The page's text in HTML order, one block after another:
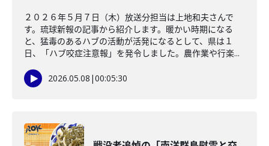
２０２６年５月７日（木）放送分担当は上地和夫さんで
す。琉球新報の記事から紹介します。暖かい時期になる
と、猛毒のあるハブの活動が活発になるとして、県は１
日、「ハブ咬症注意報」を発令しました。農作業や行楽...
2026.05.08 |00:05:30